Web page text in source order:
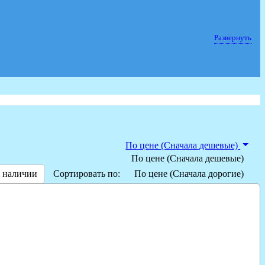
Развернуть
Сортировать по:
По цене (Сначала дешевые)
По цене (Сначала дешевые)
По цене (Сначала дорогие)